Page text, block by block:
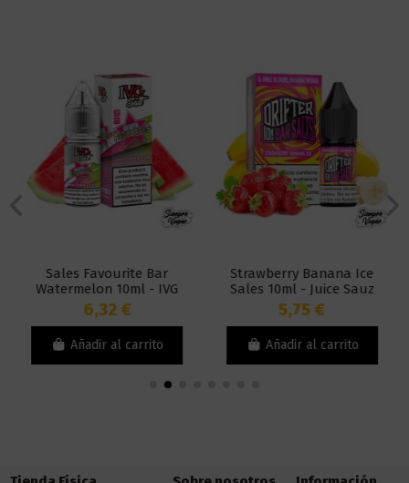
Sales Favourite Bar
Watermelon 10ml - IVG
6,32 €
Añadir al carrito
Strawberry Banana Ice
Sales 10ml - Juice Sauz
Drifter Bar
5,75 €
Añadir al carrito